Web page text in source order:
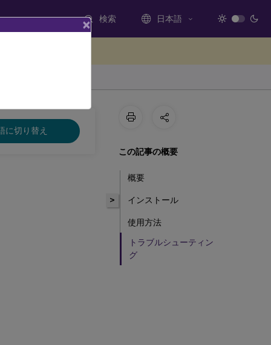
検索 日本語
に切り替え
>
この記事の概要
概要
インストール
使用方法
トラブルシューティン
グ
×